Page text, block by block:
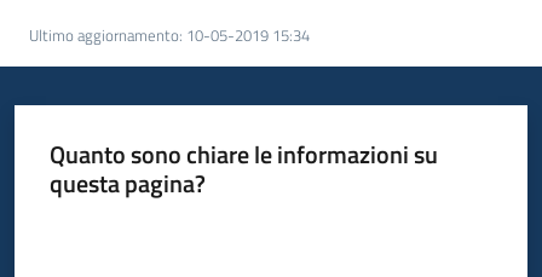
Ultimo aggiornamento: 10-05-2019 15:34
Quanto sono chiare le informazioni su
questa pagina?